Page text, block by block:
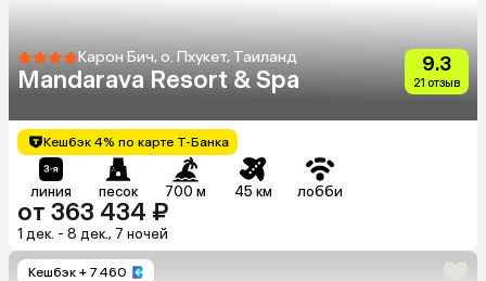
Карон Бич, о. Пхукет, Таиланд
Mandarava Resort & Spa
9.3
21 отзыв
Кешбэк 4% по карте Т-Банка
линия песок 700 м 45 км лобби
от 363 434 ₽
1 дек. - 8 дек., 7 ночей
Кешбэк + 7 460